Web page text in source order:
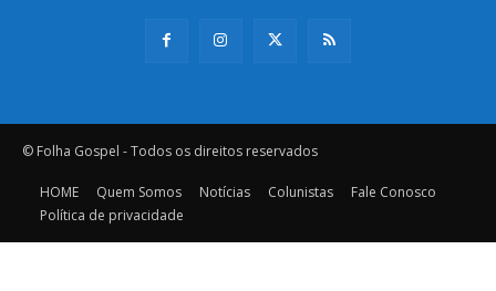
© Folha Gospel - Todos os direitos reservados
HOME Quem Somos Notícias Colunistas
Fale Conosco
Política de privacidade